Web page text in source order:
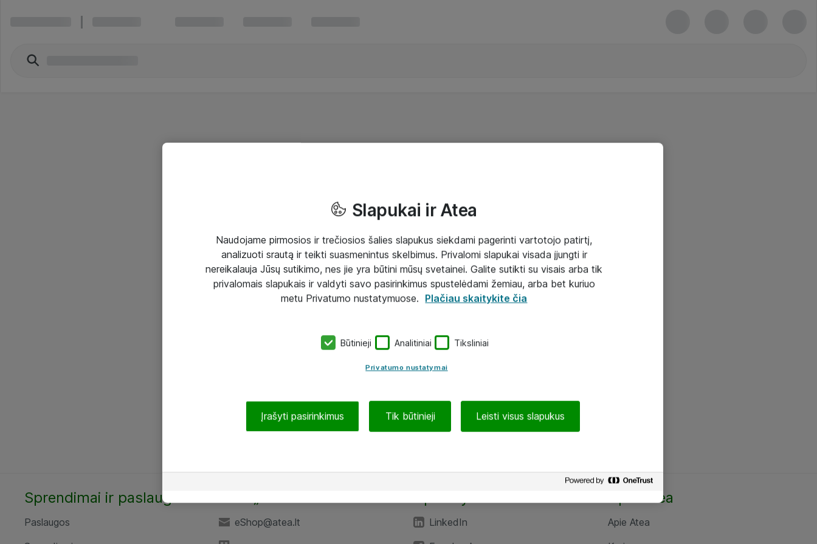
Sprendimai ir paslaugos
Paslaugos
eShop@atea.lt
LinkedIn
Apie Atea
Apie Atea
Slapukai ir Atea
Naudojame pirmosios ir trečiosios šalies slapukus siekdami pagerinti vartotojo patirtį,
analizuoti srautą ir teikti suasmenintus skelbimus. Privalomi slapukai visada įjungti ir
nereikalauja Jūsų sutikimo, nes jie yra būtini mūsų svetainei. Galite sutikti su visais arba tik
privalomais slapukais ir valdyti savo pasirinkimus spustelėdami žemiau, arba bet kuriuo
metu Privatumo nustatymuose. Plačiau skaitykite čia
Būtinieji Analitiniai Tiksliniai
Privatumo nustatymai
Įrašyti pasirinkimus Tik būtinieji Leisti visus slapukus